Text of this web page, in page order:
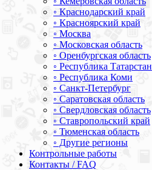
◦ Краснодарский край
◦ Красноярский край
◦ Москва
◦ Московская область
◦ Оренбургская область
◦ Республика Татарстан
◦ Республика Коми
◦ Санкт-Петербург
◦ Саратовская область
◦ Свердловская область
◦ Ставропольский край
◦ Тюменская область
◦ Другие регионы
Контрольные работы
Контакты / FAQ